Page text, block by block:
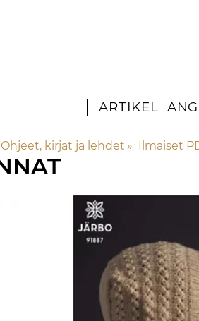
ARTIKEL
Ohjeet, kirjat ja lehdet ‪» Ilmaiset